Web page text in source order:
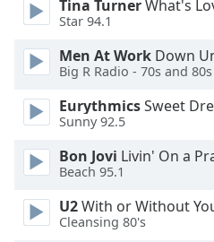
Close
Modal
dialog
window.
Tina TurnerWhat's
Star 94.1
Men At Work Down
Big R Radio - 70s and
EurythmicsSweet
Sunny 92.5
Bon Jovi Livin' On a
Beach 95.1
U2With or Without
Cleansing 80's